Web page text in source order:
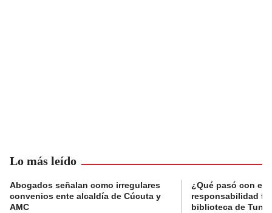
Lo más leído
Abogados señalan como irregulares
convenios ente alcaldía de Cúcuta y
AMC
¿Qué pasó con el
responsabilidad
biblioteca de